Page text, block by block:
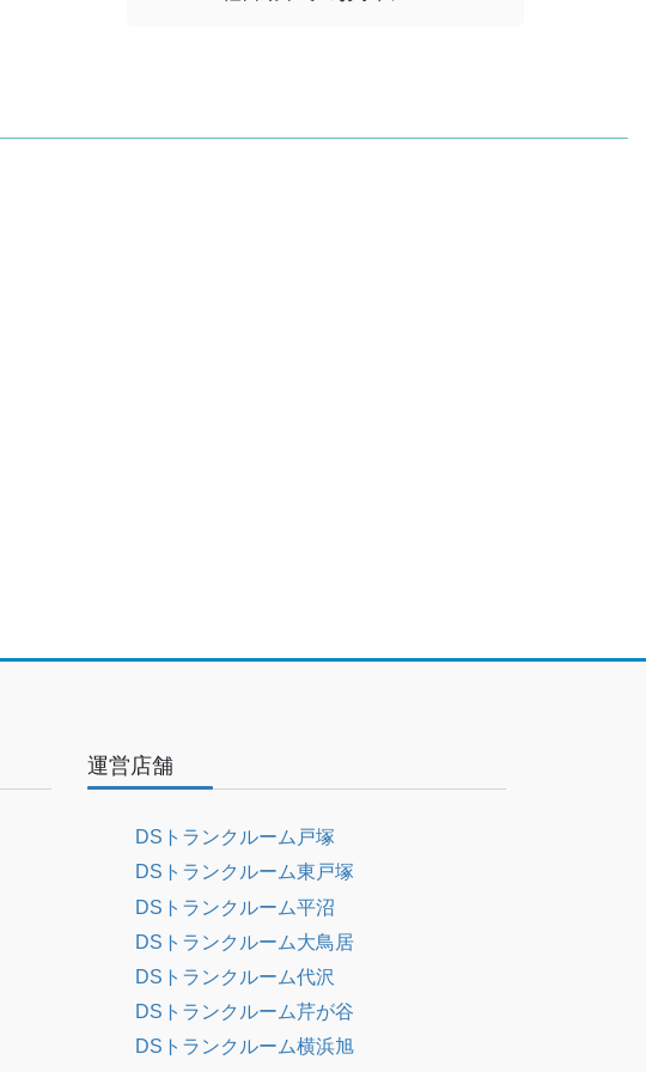
運営店舗
DSトランクルーム戸塚
DSトランクルーム東戸塚
DSトランクルーム平沼
DSトランクルーム大鳥居
DSトランクルーム代沢
DSトランクルーム芹が谷
DSトランクルーム横浜旭